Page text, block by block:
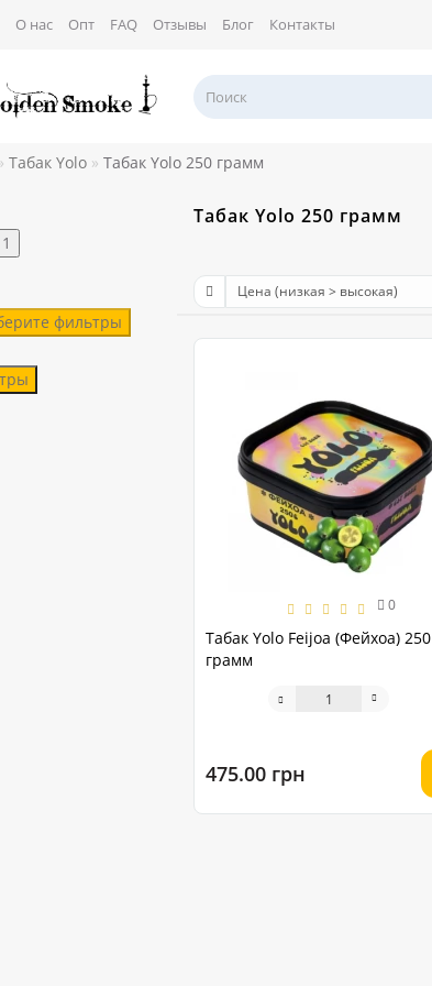
О нас Опт FAQ Отзывы Блог Контакты
Табак Yolo
Табак Yolo 250 грамм
1
фильтры
Табак Yolo 250 грамм
0
Табак Yolo Feijoa (Фейхоа) 250
грамм
475.00 грн